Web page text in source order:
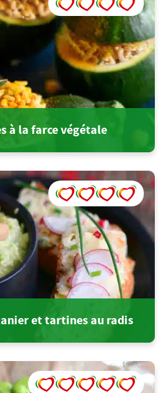
à la farce végétale
et tartines au radis